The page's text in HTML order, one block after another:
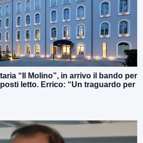
“Il Molino”, in arrivo il bando per
posti letto. Errico: “Un traguardo per